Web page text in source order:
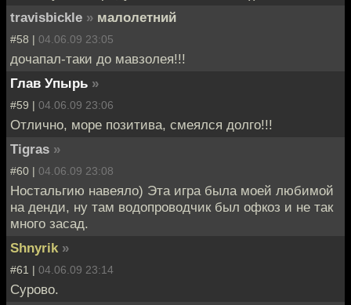
travisbickle » малолетний
#58 | 04.06.09 23:05
дочапал-таки до мавзолея!!!
Глав Упырь »
#59 | 04.06.09 23:06
Отлично, море позитива, смеялся долго!!!
Tigras »
#60 | 04.06.09 23:08
Ностальгию навеяло) Эта игра была моей любимой
на денди, ну там водопроводчик был офкоз и не так
много засад.
Shnyrik »
#61 | 04.06.09 23:14
Сурово.